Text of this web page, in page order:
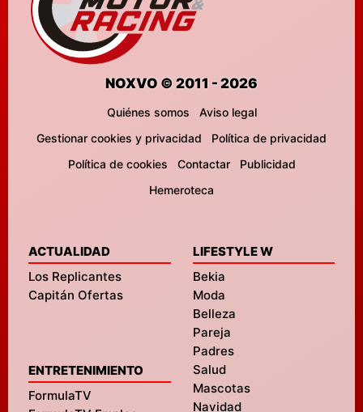
NOXVO © 2011 - 2026
Quiénes somos
Aviso legal
Gestionar cookies y privacidad
Política de privacidad
Política de cookies
Contactar
Publicidad
Hemeroteca
ACTUALIDAD
Los Replicantes
Capitán Ofertas
ENTRETENIMIENTO
FormulaTV
LIFESTYLE W
Bekia
Moda
Belleza
Pareja
Padres
Salud
Mascotas
Navidad